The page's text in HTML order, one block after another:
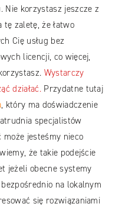
Nie korzystasz jeszcze z
zaletę, że łatwo
Cię usług bez
licencji, co więcej,
Wystarczy
działać.Przydatne tutaj
, który ma doświadczenie
specjalistów
jesteśmy nieco
że takie podejście
jeżeli obecne systemy
na lokalnym
się rozwiązaniami